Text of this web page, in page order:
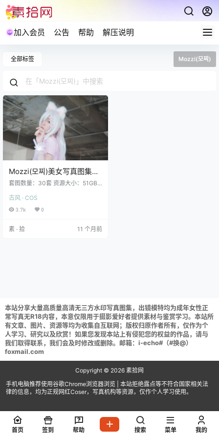
加入会员 公告 帮助 解压说明
全部标签 Mozzi(모찌)
Mozzi(모찌)美女写真图集打
包下载30套 51GB
套图数量：30套 资源大小：51GB
4P3V 713MB] Mozzi (모찌) NO.02
9 Hardxxx time [143P 2.54GB] Mo
Loozy Remedial class [205P／3…
古风 · COS
3.7k 0
素 · 拾 11 个月前
本站分享大量高质量高清无三方水印写真图集，出镜模特均为成年女性正
常写真无R18内容，本意仅限用于摄影爱好者提供素材与鉴赏学习。本站所
有文章、图片、资源等均为收集自互联网；版权归原作者所有，仅作为个
人学习、研究以及欣赏！如果您发现本站上有侵犯您的权益的作品，请与
我们取得联系，我们会及时修改或删除。邮箱：i-echo#（#换@）
foxmail.com
Copyright © 2026 素拾网
手机电脑推荐使用谷歌Chrome浏览器浏览 | 本站拒绝露点等不符合国家相关法
律的信息，均为正规网红Coser，写真机构等资源，仅作个人学习使用。
首页 签到 帮助 搜索 菜单 我的